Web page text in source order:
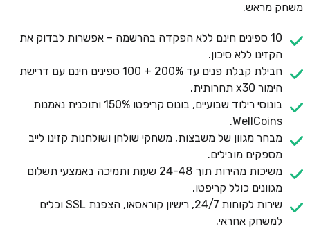
משחק מראש.
10 ספינים חינם ללא הפקדה בהרשמה – אפשרות לבדוק את
הקזינו ללא סיכון.
חבילת קבלת פנים עד 200% + 100 ספינים חינם עם דרישת
הימור x30 תחרותית.
בונוסי רילוד שבועיים, בונוס קריפטו 150% ותוכנית נאמנות
WellCoins.
מבחר מגוון של משבצות, משחקי שולחן ושולחנות קזינו לייב
מספקים מובילים.
משיכות מהירות תוך 24-48 שעות ותמיכה באמצעי תשלום
מגוונים כולל קריפטו.
שירות לקוחות 24/7, רישיון קוראסאו, הצפנת SSL וכלים
למשחק אחראי.